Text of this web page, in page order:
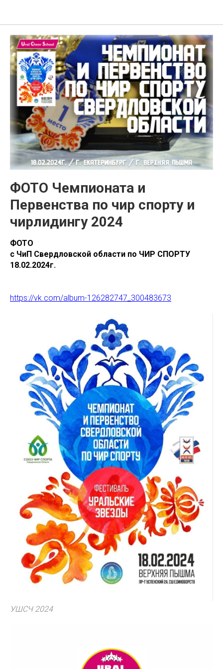
ФОТО Чемпионата и
Первенства по чир спорту и
чирлидингу 2024
ФОТО
с ЧиП Свердловской области по ЧИР СПОРТУ
18.02.2024г.
https://vk.com/album-126282747_300483673
УШСЧ 2024